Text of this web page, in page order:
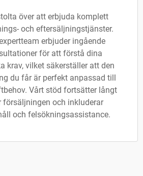
över att erbjuda komplett
och eftersäljningstjänster.
erbjuder ingående
för att förstå dina
krav, vilket säkerställer att den
du får är perfekt anpassad till
Vårt stöd fortsätter långt
försäljningen och inkluderar
och felsökningsassistance.